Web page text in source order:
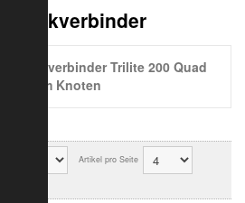
Eckverbinder
Eckverbinder Trilite 200 Quad
System Knoten
Artikel pro Seite